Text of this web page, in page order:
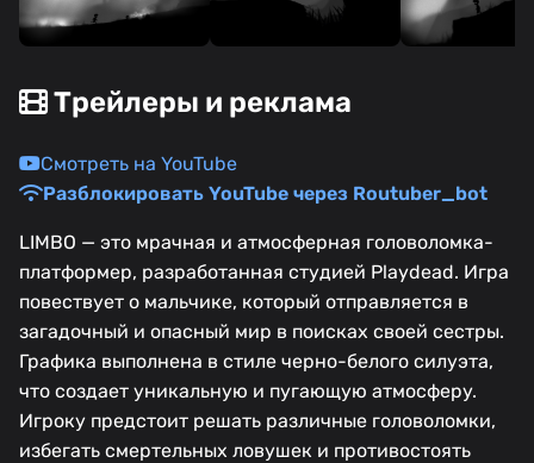
Трейлеры и реклама
Смотреть на YouTube
Разблокировать YouTube через Routuber_bot
LIMBO — это мрачная и атмосферная головоломка-
платформер, разработанная студией Playdead. Игра
повествует о мальчике, который отправляется в
загадочный и опасный мир в поисках своей сестры.
Графика выполнена в стиле черно-белого силуэта,
что создает уникальную и пугающую атмосферу.
Игроку предстоит решать различные головоломки,
избегать смертельных ловушек и противостоять